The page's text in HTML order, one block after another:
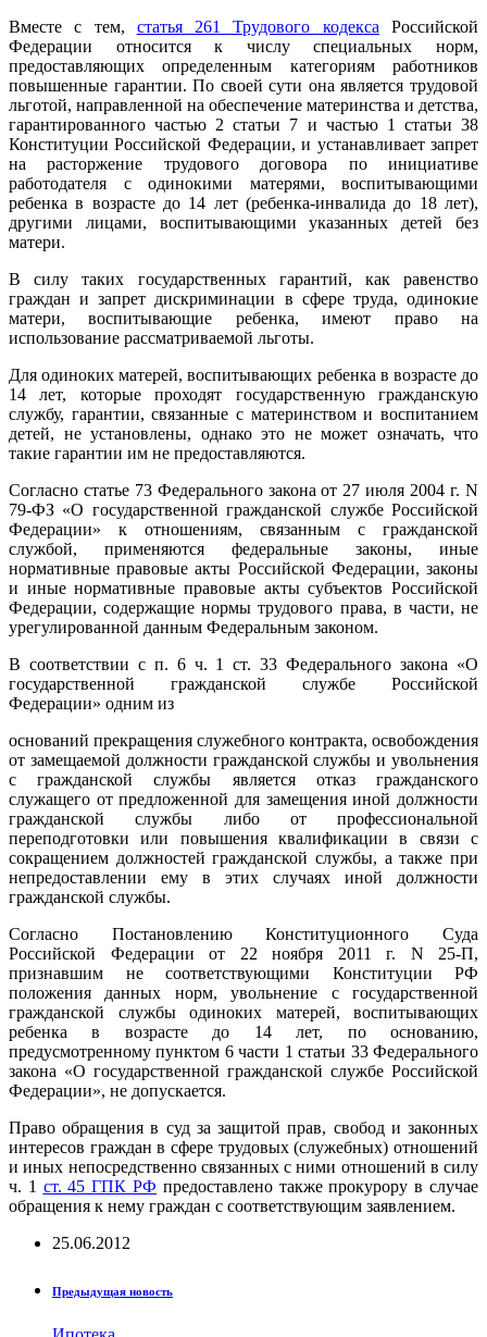
Вместе с тем, статья 261 Трудового кодекса Российской
Федерации относится к числу специальных норм,
предоставляющих определенным категориям работников
повышенные гарантии. По своей сути она является трудовой
льготой, направленной на обеспечение материнства и детства,
гарантированного частью 2 статьи 7 и частью 1 статьи 38
Конституции Российской Федерации, и устанавливает запрет
на расторжение трудового договора по инициативе
работодателя с одинокими матерями, воспитывающими
ребенка в возрасте до 14 лет (ребенка-инвалида до 18 лет),
другими лицами, воспитывающими указанных детей без
матери.
В силу таких государственных гарантий, как равенство
граждан и запрет дискриминации в сфере труда, одинокие
матери, воспитывающие ребенка, имеют право на
использование рассматриваемой льготы.
Для одиноких матерей, воспитывающих ребенка в возрасте до
14 лет, которые проходят государственную гражданскую
службу, гарантии, связанные с материнством и воспитанием
детей, не установлены, однако это не может означать, что
такие гарантии им не предоставляются.
Согласно статье 73 Федерального закона от 27 июля 2004 г. N
79-ФЗ «О государственной гражданской службе Российской
Федерации» к отношениям, связанным с гражданской
службой, применяются федеральные законы, иные
нормативные правовые акты Российской Федерации, законы
и иные нормативные правовые акты субъектов Российской
Федерации, содержащие нормы трудового права, в части, не
урегулированной данным Федеральным законом.
В соответствии с п. 6 ч. 1 ст. 33 Федерального закона «О
государственной гражданской службе Российской
Федерации» одним из
оснований прекращения служебного контракта, освобождения
от замещаемой должности гражданской службы и увольнения
с гражданской службы является отказ гражданского
служащего от предложенной для замещения иной должности
гражданской службы либо от профессиональной
переподготовки или повышения квалификации в связи с
сокращением должностей гражданской службы, а также при
непредоставлении ему в этих случаях иной должности
гражданской службы.
Согласно Постановлению Конституционного Суда
Российской Федерации от 22 ноября 2011 г. N 25-П,
признавшим не соответствующими Конституции РФ
положения данных норм, увольнение с государственной
гражданской службы одиноких матерей, воспитывающих
ребенка в возрасте до 14 лет, по основанию,
предусмотренному пунктом 6 части 1 статьи 33 Федерального
закона «О государственной гражданской службе Российской
Федерации», не допускается.
Право обращения в суд за защитой прав, свобод и законных
интересов граждан в сфере трудовых (служебных) отношений
и иных непосредственно связанных с ними отношений в силу
ч. 1 ст. 45 ГПК РФ предоставлено также прокурору в случае
обращения к нему граждан с соответствующим заявлением.
25.06.2012
Предыдущая новость